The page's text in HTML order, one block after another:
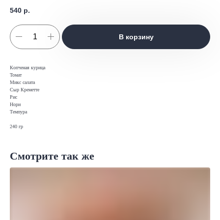
540 р.
В корзину
Копченая курица
Томат
Микс салата
Сыр Креметте
Рис
Нори
Темпура
240 гр
Смотрите так же